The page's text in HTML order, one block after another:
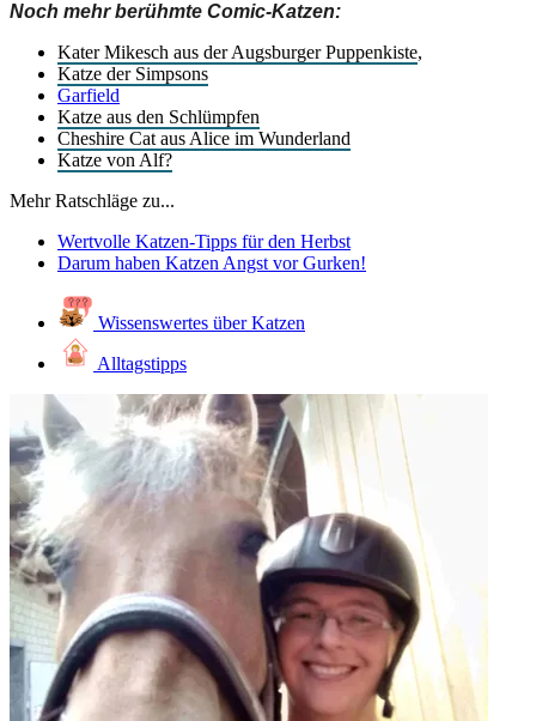
Noch mehr berühmte Comic-Katzen:
Kater Mikesch aus der Augsburger Puppenkiste,
Katze der Simpsons
Garfield
Katze aus den Schlümpfen
Cheshire Cat aus Alice im Wunderland
Katze von Alf?
Mehr Ratschläge zu...
Wertvolle Katzen-Tipps für den Herbst
Darum haben Katzen Angst vor Gurken!
Wissenswertes über Katzen
Alltagstipps